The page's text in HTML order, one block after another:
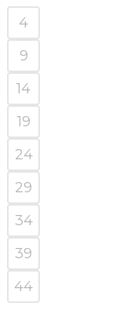
4
9
14
19
24
29
34
39
44